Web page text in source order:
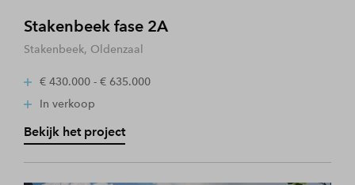
Stakenbeek fase 2A
Stakenbeek, Oldenzaal
€ 430.000 - € 635.000
In verkoop
Bekijk het project